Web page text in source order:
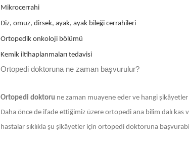
Mikrocerrahi
Diz, omuz, dirsek, ayak, ayak bileği cerrahileri
Ortopedik onkoloji bölümü
Kemik iltihaplanmaları tedavisi
Ortopedi doktoruna ne zaman başvurulur?
Ortopedi doktoru ne zaman muayene eder ve hangi
Daha önce de ifade ettiğimiz üzere ortopedi ana bilim dalı kas
hastalar sıklıkla şu şikâyetler için ortopedi doktoruna